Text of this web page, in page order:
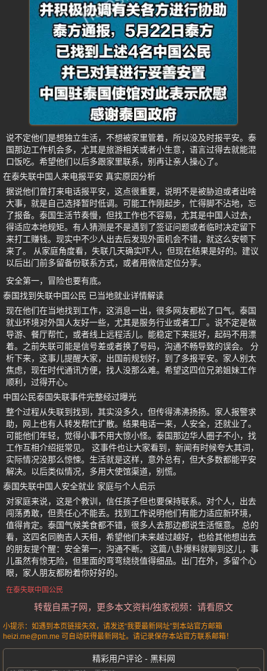
说不定他们是想独立生活，不想被家里管着，所以没及时报平安。泰
国那边工作机会多，尤其是旅游相关或者小生意，语言过得去就能混
口饭吃。希望他们以后多跟家里联系，别再让亲人操心了。
在泰失联中国人来电报平安 真实原因分析
据说他们曾打来电话报平安，这点很重要，说明不是被胁迫或者出啥
大事，就是自己选择暂时低调。可能工作刚起步，忙得脚不沾地，忘
了报备。泰国生活节奏慢，但找工作也不容易，尤其是中国人过去，
得适应本地规矩。有人猜测是不是遇到了签证问题或者临时决定留下
来打工赚钱。现实中不少人出去后发现外面机会不错，就这么安顿下
来了。 从家庭角度看，失联几天确实吓人，但现在结果是好的。建议
以后出门前多留备份联系方式，或者用微信定位分享。
安全第一，冒险也要有底。
泰国找到失联中国公民 已当地就业详情解读
现在他们在当地找到工作，这消息一出，很多网友都松了口气。泰国
就业环境对外国人友好一些，尤其是服务行业或者工厂。说不定是做
导游、餐厅帮忙，或者线上远程活儿。能稳定下来挺好，起码不用漂
着。之前失联可能是信号差或者换了号码，沟通不畅导致的误会。 分
析下来，这事儿提醒大家，出国前规划好，到了多报平安。家人别太
焦虑，现在时代通讯方便，找人没那么难。希望这四位兄弟姐妹工作
顺利，过得开心。
中国公民泰国失联事件完整经过曝光
整个过程从失联到找到，其实没多久，但传得沸沸扬扬。家人报警求
助，网上也有人转发帮忙扩散。结果电话一来，人安全，还就业了。
可能他们年轻，觉得小事不用大惊小怪。泰国那边华人圈子不小，找
工作互相介绍挺常见。 这事件也让大家看到，新闻有时候夸大其词，
实际情况没那么惊悚。生活就是这样，意外总有，但大多数都能平安
解决。以后类似情况，多用大使馆渠道，别慌。
泰国失联中国人安全就业 家庭与个人启示
对家庭来说，这是个教训，信任孩子但也要保持联系。对个人，出去
闯荡勇敢，但责任心不能丢。找到工作说明他们有能力适应新环境，
值得肯定。泰国气候美食都不错，很多人去那边都说生活惬意。 总的
看，这四名同胞吉人天相，希望他们未来越过越好，也给其他想出去
的朋友提个醒：安全第一，沟通不断。 这篇八卦爆料就聊到这儿，事
儿虽然有惊无险，但里面的弯弯绕绕值得细品。出门在外，多留个心
眼，家人朋友都盼着你好好的。
在泰失联中国公民
转载自黑子网，更多本文资料/独家视频：请看原文
小提示：如遇到本页链接失效，请发送“我要最新网址”到本站官方邮箱
heizi.me@pm.me 可自动获得最新网址。请记录保存本站官方联系邮箱！
精彩用户评论 - 黑料网